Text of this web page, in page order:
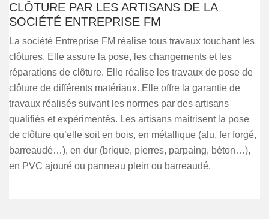
CLÔTURE PAR LES ARTISANS DE LA
SOCIÉTÉ ENTREPRISE FM
La société Entreprise FM réalise tous travaux touchant les
clôtures. Elle assure la pose, les changements et les
réparations de clôture. Elle réalise les travaux de pose de
clôture de différents matériaux. Elle offre la garantie de
travaux réalisés suivant les normes par des artisans
qualifiés et expérimentés. Les artisans maitrisent la pose
de clôture qu’elle soit en bois, en métallique (alu, fer forgé,
barreaudé…), en dur (brique, pierres, parpaing, béton…),
en PVC ajouré ou panneau plein ou barreaudé.